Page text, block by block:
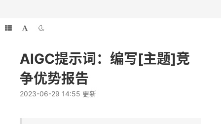
AIGC提示词：编写[主题]竞
争优势报告
2023-06-29 14:55 更新